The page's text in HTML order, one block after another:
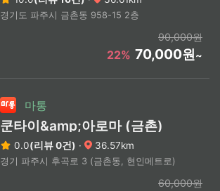
경기도 파주시 금촌동 958-15 2층
90,000원
22% 70,000원~
마통
쿤타이&amp;아로마 (금촌)
0.0(리뷰 0건) · 36.57km
경기 파주시 후곡로 3 (금촌동, 현인메트로)
60,000원